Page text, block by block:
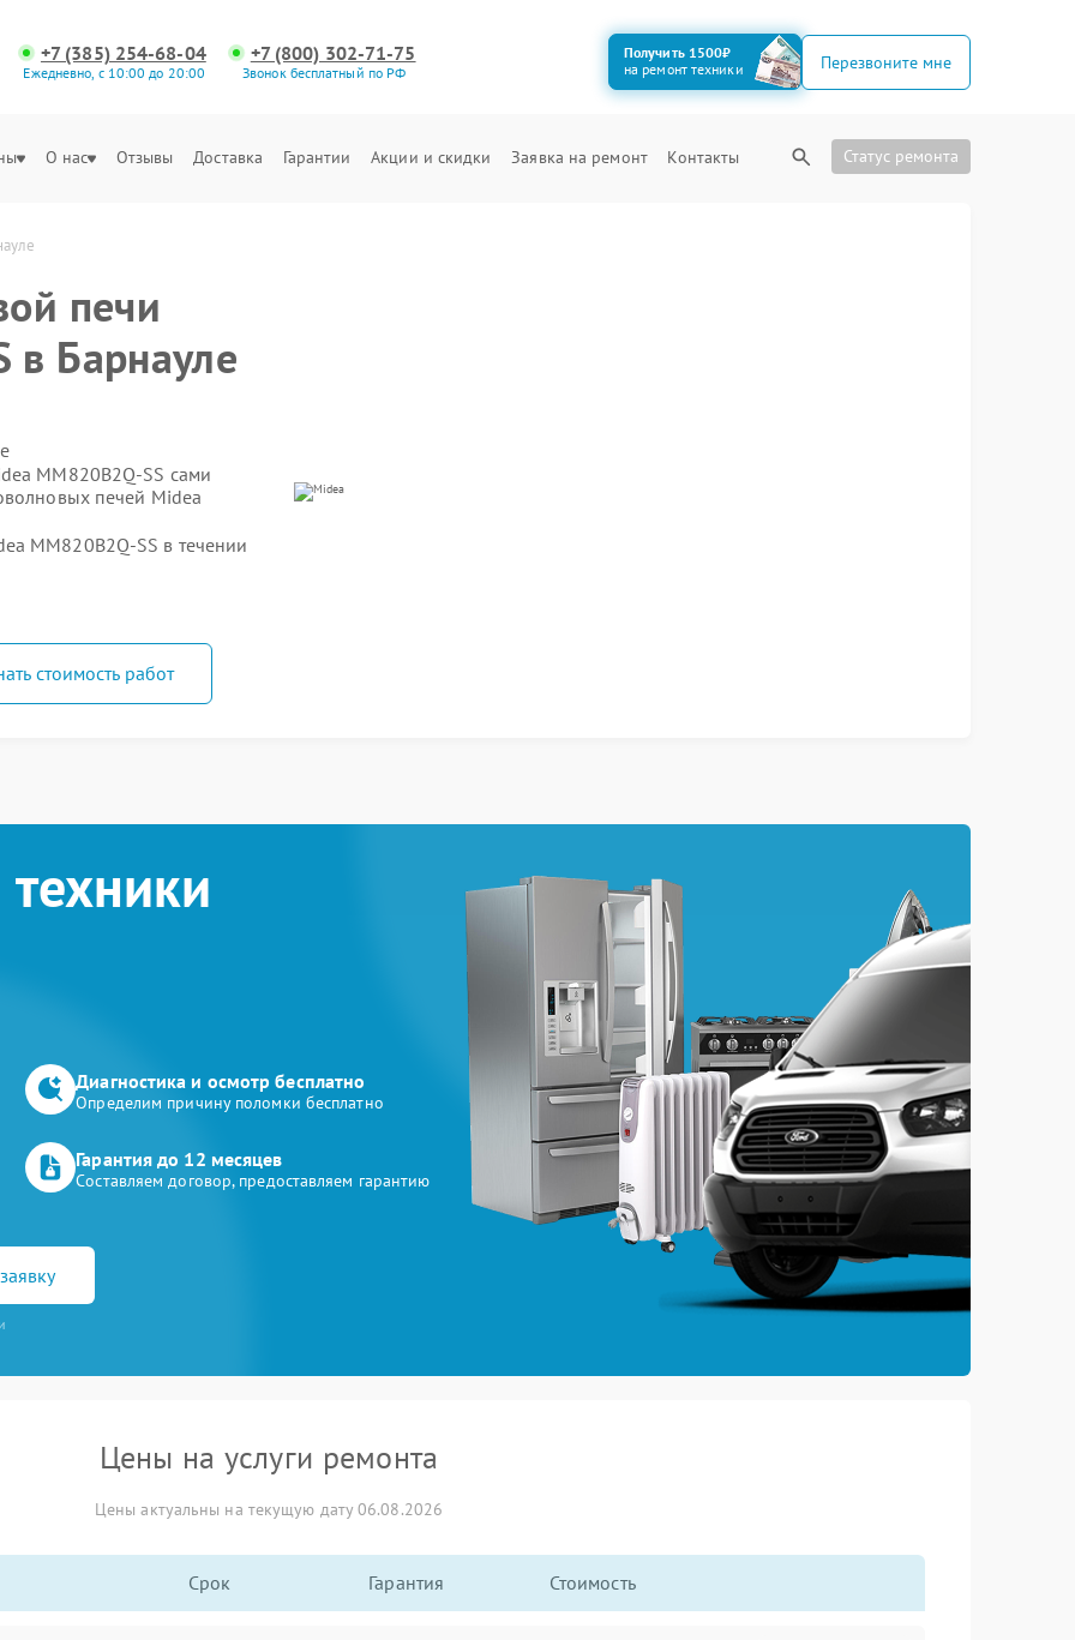
+7 (385) 254-68-04
Ежедневно, с 10:00 до 20:00
+7 (800) 302-71-75
Звонок бесплатный по РФ
Получить 1500₽
на ремонт техники
Перезвоните мне
О нас Отзывы Доставка Гарантии Акции и скидки Заявка на ремонт Контакты Статус ремонта
печи
в Барнауле
MM820B2Q-SS сами
печей Midea
MM820B2Q-SS в течении
стоимость работ
Диагностика и осмотр бесплатно
Определим причину поломки бесплатно
Гарантия до 12 месяцев
Составляем договор, предоставляем гарантию
Цены на услуги ремонта
Цены актуальны на текущую дату 06.08.2026
Срок Гарантия Стоимость